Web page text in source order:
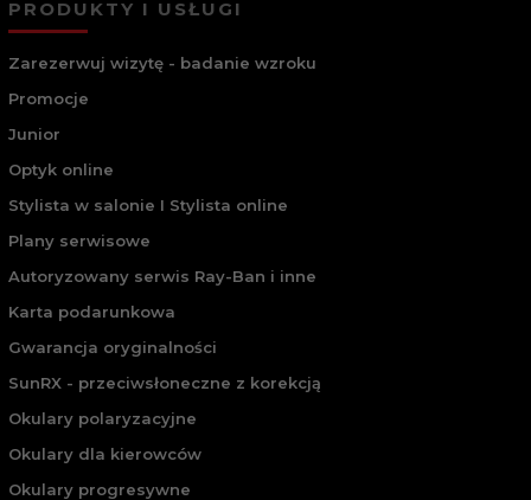
PRODUKTY I USŁUGI
Zarezerwuj wizytę - badanie wzroku
Promocje
Junior
Optyk online
Stylista w salonie I Stylista online
Plany serwisowe
Autoryzowany serwis Ray-Ban i inne
Karta podarunkowa
Gwarancja oryginalności
SunRX - przeciwsłoneczne z korekcją
Okulary polaryzacyjne
Okulary dla kierowców
Okulary progresywne